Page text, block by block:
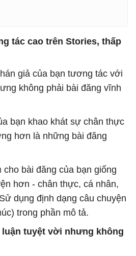
tác cao trên Stories, thấp
giả của bạn tương tác với
không phải bài đăng vĩnh
bạn khao khát sự chân thực
hơn là những bài đăng
cho bài đăng của bạn giống
hơn - chân thực, cá nhân,
dụng định dạng câu chuyện
trong phần mô tả.
tuyệt vời nhưng không